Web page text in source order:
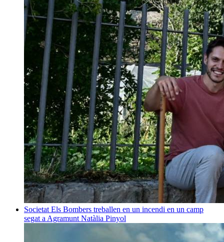
Societat Els Bombers treballen en un incendi en un camp
segat a Agramunt Natàlia Pinyol